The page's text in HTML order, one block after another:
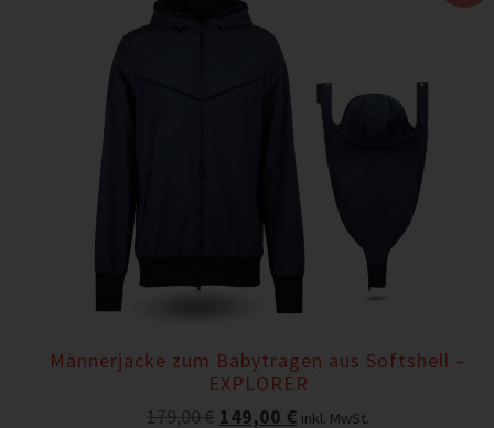
Männerjacke zum Babytragen aus Softshell –
EXPLORER
179,00€ 149,00 € inkl. MwSt.